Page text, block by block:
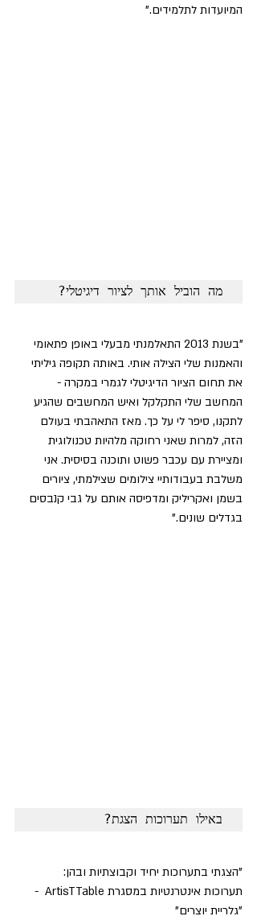
המיועדות לתלמידים."
מה הוביל אותך לציור דיגיטלי?
"בשנת 2013 התאלמנתי מבעלי באופן פתאומי
והאמנות שלי הצילה אותי. באותה תקופה גיליתי
את תחום הציור הדיגיטלי לגמרי במקרה -
המחשב שלי התקלקל ואיש המחשבים שהגיע
לתקנו, סיפר לי על כך. מאז התאהבתי בעולם
הזה, למרות שאני רחוקה מלהיות טכנולוגית
ומציירת עם עכבר פשוט ותוכנה בסיסית. אני
משלבת בעבודותיי צילומים שצילמתי, ציורים
בשמן ואקריליק ומדפיסה אותם על גבי קנבסים
בגדלים שונים."
באילו תערוכות הצגת?
"הצגתי בתערוכות יחיד וקבוצתיות ובהן:
תערוכות אינטרנטיות במסגרת ArtisTTable  -
"גלריית יוצרים"